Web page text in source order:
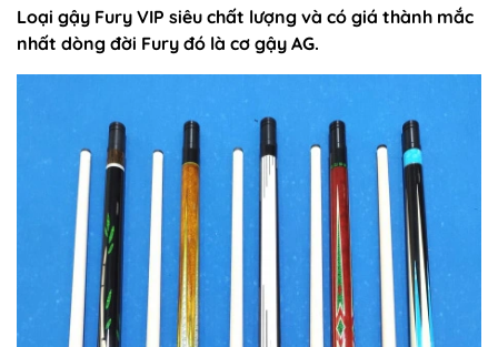
Loại gậy Fury VIP siêu chất lượng và có giá thành mắc
nhất dòng đời Fury đó là cơ gậy AG.